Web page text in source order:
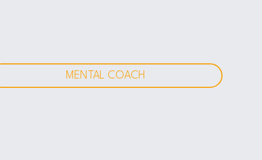
MENTAL COACH